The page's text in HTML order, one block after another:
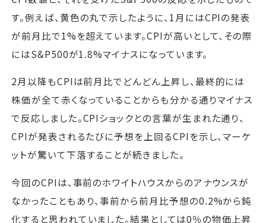
す。例えば、黄色の丸で示したように、1月にはCPIの発表
が前月比で1%を超えています。CPIが高いとして、その際
にはS&P500が1.8%マイナスになっています。
2月以降もCPIは前月比でどんどん上昇し、最終的には
株価が全て赤くなっていることからも分かる通りマイナス
で反応しました。CPIショックとの言葉が生まれた通り、
CPIが発表されるたびに予想を上回るCPIを示し、マーケ
ットが驚いて下落することが続きました。
今回のCPIは、事前のホワイトハウスからのアナウンスが
なかったこともあり、事前から前月比予想の0.2%から鈍
化すると思われていました。結果としては0％の物価上昇